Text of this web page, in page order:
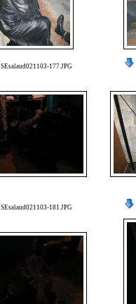
SEsalaud021103-177.JPG
SEsalaud021103-181.JPG